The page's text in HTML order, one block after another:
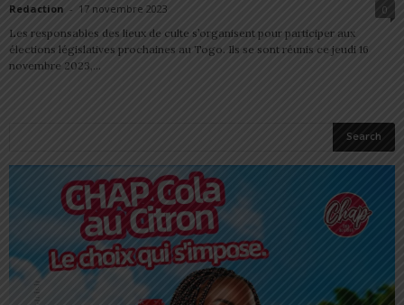
Redaction - 17 novembre 2023
0
Les responsables des lieux de culte s’organisent pour participer aux
élections législatives prochaines au Togo. Ils se sont réunis ce jeudi 16
novembre 2023,...